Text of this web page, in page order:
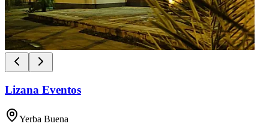
Lizana Eventos
Yerba Buena